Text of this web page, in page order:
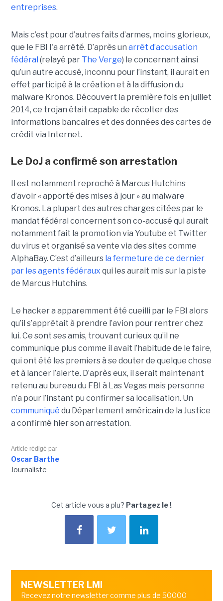
entreprises.
Mais c’est pour d’autres faits d’armes, moins glorieux,
que le FBI l'a arrêté. D’après un arrêt d’accusation
fédéral (relayé par The Verge) le concernant ainsi
qu’un autre accusé, inconnu pour l’instant, il aurait en
effet participé à la création et à la diffusion du
malware Kronos. Découvert la première fois en juillet
2014, ce trojan était capable de récolter des
informations bancaires et des données des cartes de
crédit via Internet.
Le DoJ a confirmé son arrestation
Il est notamment reproché à Marcus Hutchins
d’avoir « apporté des mises à jour » au malware
Kronos. La plupart des autres charges citées par le
mandat fédéral concernent son co-accusé qui aurait
notamment fait la promotion via Youtube et Twitter
du virus et organisé sa vente via des sites comme
AlphaBay. C’est d’ailleurs la fermeture de ce dernier
par les agents fédéraux qui les aurait mis sur la piste
de Marcus Hutchins.
Le hacker a apparemment été cueilli par le FBI alors
qu’il s’apprêtait à prendre l’avion pour rentrer chez
lui. Ce sont ses amis, trouvant curieux qu’il ne
communique plus comme il avait l’habitude de le faire,
qui ont été les premiers à se douter de quelque chose
et à lancer l’alerte. D’après eux, il serait maintenant
retenu au bureau du FBI à Las Vegas mais personne
n’a pour l’instant pu confirmer sa localisation. Un
communiqué du Département américain de la Justice
a confirmé hier son arrestation.
Article rédigé par
Oscar Barthe
Journaliste
Cet article vous a plu? Partagez le !
NEWSLETTER LMI
Recevez notre newsletter comme plus de 50000